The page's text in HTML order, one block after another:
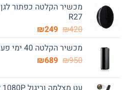
היה:
הוא:
מכשיר הקלטה כפתור לגן
R27
₪420
המחיר
היה:
₪420.
₪249 המחיר
הוא:
₪249.
מכשיר הקלטה 40 ימי פעולה לפי זיהוי קול R22
₪950
המחיר
₪689 המחיר